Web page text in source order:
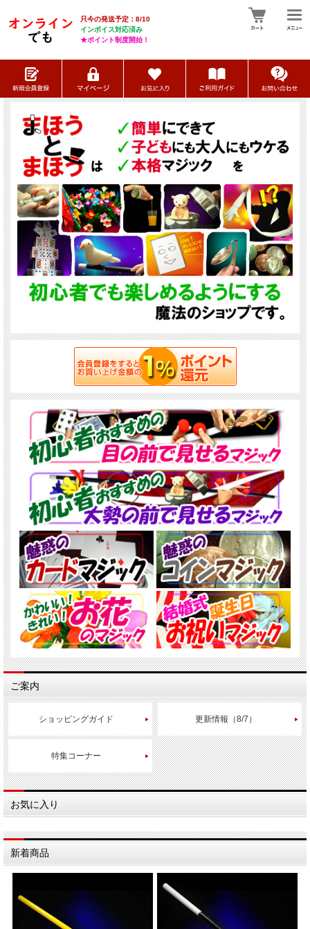
只今の発送予定：8/10
インボイス対応済み
★ポイント制度開始！
ご案内
ショッピングガイド 更新情報（8/7）
特集コーナー
お気に入り
新着商品